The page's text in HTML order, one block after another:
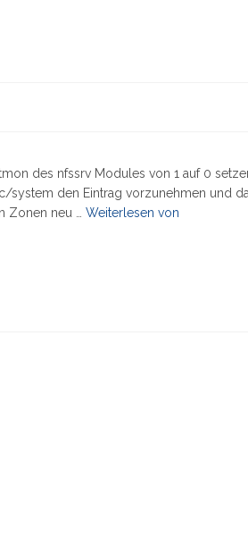
des nfssrv Modules von 1 auf 0
system den Eintrag vorzunehmen und
Zonen neu … Weiterlesen von